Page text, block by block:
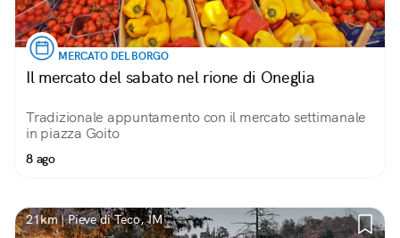
MERCATO DEL BORGO
Il mercato del sabato nel rione di Oneglia
Tradizionale appuntamento con il mercato settimanale
in piazza Goito
8 ago
21km | Pieve di Teco, IM